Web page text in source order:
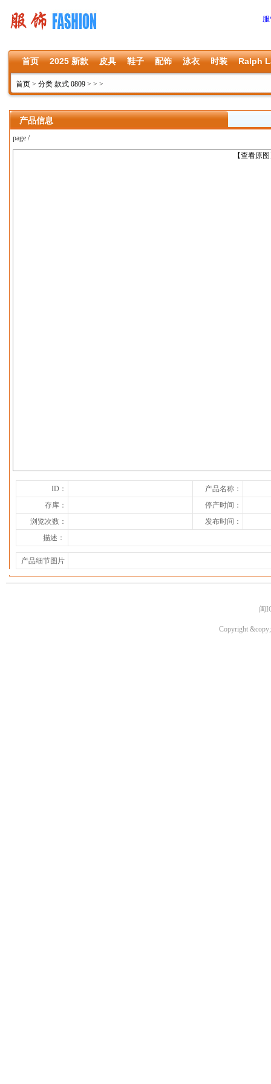
首页 2025 新款 皮具 鞋子 配饰 泳衣 时装 Ralph
首页 > 分类 款式 0809 > > >
产品信息
page /
【查看原
上一张
ID：
产品名称：
存库：
停产时间：
浏览次数：
发布时间：
描述：
产品细节图片
闽
Copyright